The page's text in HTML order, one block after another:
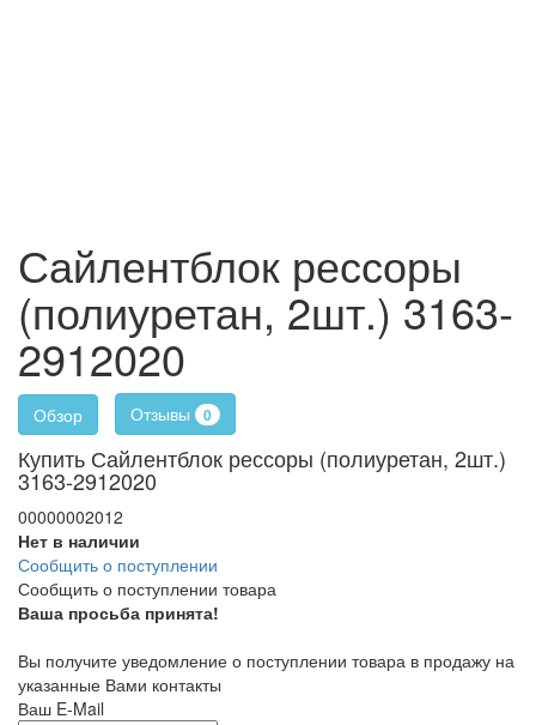
Сайлентблок рессоры
(полиуретан, 2шт.) 3163-
2912020
Обзор Отзывы 0
Купить Сайлентблок рессоры (полиуретан, 2шт.)
3163-2912020
00000002012
Нет в наличии
Сообщить о поступлении
Сообщить о поступлении товара
Ваша просьба принята!
Вы получите уведомление о поступлении товара в продажу на
указанные Вами контакты
Ваш E-Mail